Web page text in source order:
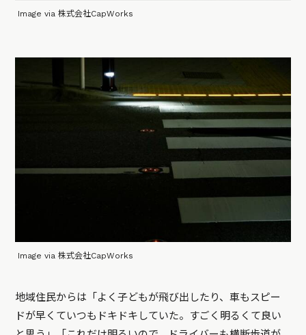
Image via 株式会社CapWorks
Image via 株式会社CapWorks
地域住民からは「よく子どもが飛び出したり、車もスピー
ドが早くていつもドキドキしていた。すごく明るくて良い